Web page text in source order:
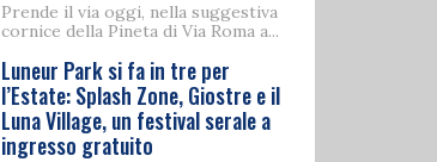
Prende il via oggi, nella suggestiva
cornice della Pineta di Via Roma a...
Luneur Park si fa in tre per
l’Estate: Splash Zone, Giostre e il
Luna Village, un festival serale a
ingresso gratuito